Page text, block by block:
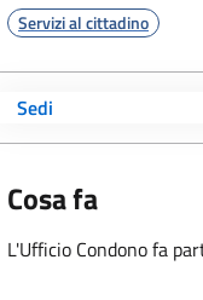
Servizi al cittadino
Sedi
Cosa fa
L'Ufficio Condono fa